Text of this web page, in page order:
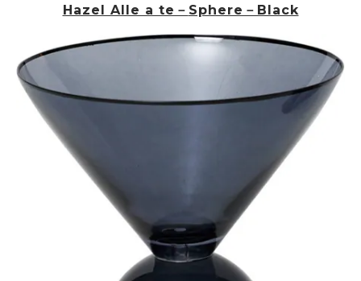
Hazel Alle a te－ Sphere－Black